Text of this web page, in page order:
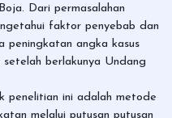
Dari permasalahan
faktor penyebab dan
peningkatan angka kasus
berlakunya Undang
penelitian ini adalah metode
melalui putusan putusan